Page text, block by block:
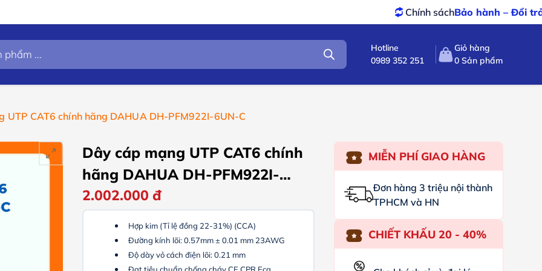
Bảo hành – Đổi trảtốt nhất
Hotline
0989 352 251
Giỏ hàng
0 Sản phẩm
UTP CAT6 chính hãng DAHUA DH-PFM922I-6UN-C
Dây cáp mạng UTP CAT6 chính
hãng DAHUA DH-PFM922I-
6UN-C
2.002.000đ
Hợp kim (Tỉ lệ đồng 22-31%) (CCA)
Đường kính lõi: 0.57mm ± 0.01 mm 23AWG
Độ dày vỏ cách điện lõi: 0.21 mm
MIỄN PHÍ GIAO HÀNG
Đơn hàng 3 triệu nội thành
TPHCM và HN
CHIẾT KHẤU 20 - 40%